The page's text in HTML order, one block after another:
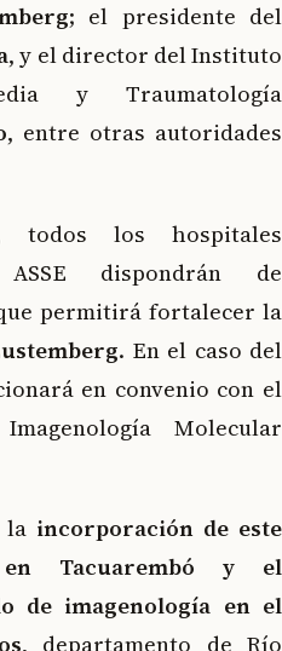
; el presidente del
, y el director del Instituto
y Traumatología
, entre otras autoridades
todos los hospitales
dispondrán de
permitirá fortalecer la
. En el caso del
en convenio con el
Molecular
la incorporación de este
Tacuarembó y el
de imagenología en el
, departamento de Río